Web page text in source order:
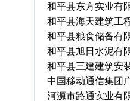
和平县东方实业有
和平县海天建筑工
和平县粮食储备有
和平县旭日水泥有
和平县三建建筑安
中国移动通信集团
河源市路通实业有